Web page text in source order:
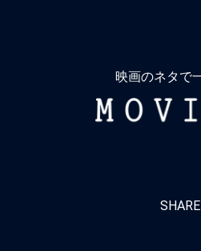
映画のネタで
MOVIE
SHARE